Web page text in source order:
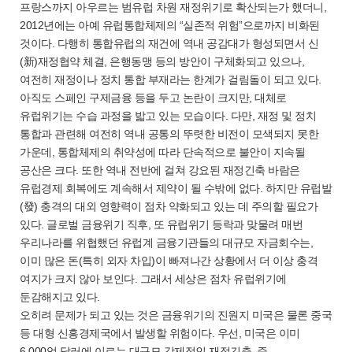
프랑스까지 아우르는 범유럽 차원 재정위기로 확산되는가 했더니,
2012년에는 아예 유럽통합체제의 “실존적 위험”으로까지 비화된
것이다. 다행히 통합유럽의 재건에 역내 공감대가 형성되면서 신
(新)재정협약 체결, 은행동맹 등의 방안이 구체화되고 있으나,
여전히 재정이나 정치 통합 부재라는 한계가 걸림돌이 되고 있다.
아직도 스페인 구제금융 등을 두고 논란이 크지만, 대체로
유럽위기는 수습 과정을 밟고 있는 모습이다. 다만, 재정 및 정치
통합과 관련해 여전히 역내 공통의 뚜렷한 비전이 모색되지 못한
가운데, 통합체제의 취약성에 따라 단속적으로 불안이 지속될
공산은 크다. 또한 역내 전반에 걸쳐 강요된 재정긴축 바람은
유럽경제 회복에도 계속해서 제약이 될 수밖에 없다. 하지만 유럽발
(發) 충격의 대외 영향력이 점차 약화되고 있는 데 주의할 필요가
있다. 글로벌 금융위기 직후, 또 유럽위기 등락과 맞물려 매번
우리나라를 위협했던 유럽계 금융기관들의 대규모 자금회수는,
이미 많은 돈(특히 외자 차입)이 빠져나간 상황에서 더 이상 충격
여지가 크지 않아 보인다. 그래서 세상은 점차 유럽위기에
둔감해지고 있다.
오히려 문제가 되고 있는 것은 금융위기의 진원지 미국은 물론 중국
등 대형 신흥경제국에서 발생할 위험이다. 우선, 미국은 이미